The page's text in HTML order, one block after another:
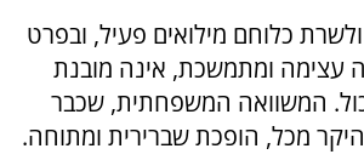
כלוחם מילואים פעיל, ובפרט
ומתמשכת, אינה מובנת
המשוואה המשפחתית, שכבר
מכל, הופכת שברירית ומתוחה.